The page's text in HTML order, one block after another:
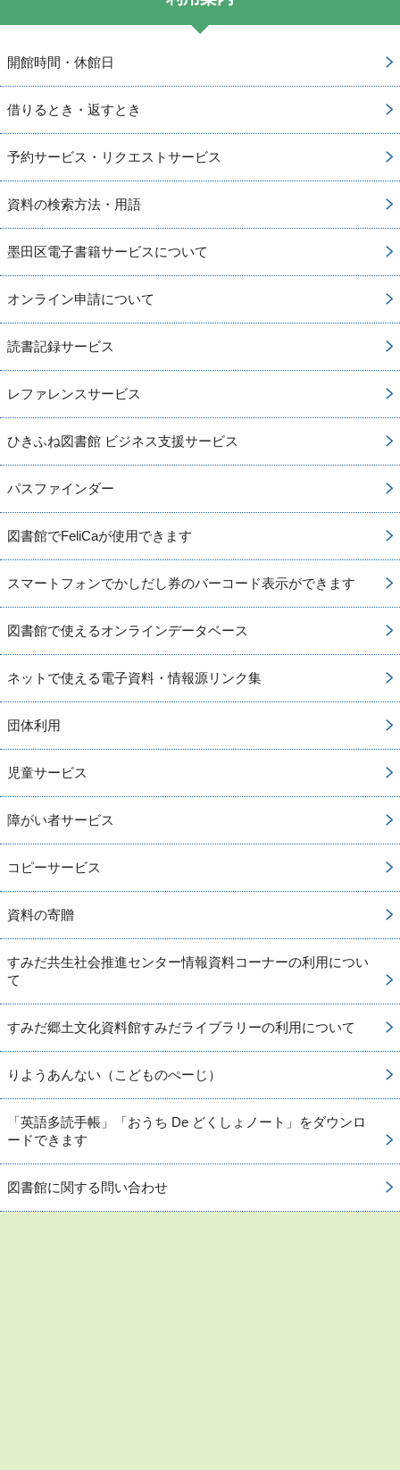
開館時間・休館日
借りるとき・返すとき
予約サービス・リクエストサービス
資料の検索方法・用語
墨田区電子書籍サービスについて
オンライン申請について
読書記録サービス
レファレンスサービス
ひきふね図書館 ビジネス支援サービス
パスファインダー
図書館でFeliCaが使用できます
スマートフォンでかしだし券のバーコード表示ができます
図書館で使えるオンラインデータベース
ネットで使える電子資料・情報源リンク集
団体利用
児童サービス
障がい者サービス
コピーサービス
資料の寄贈
すみだ共生社会推進センター情報資料コーナーの利用につい
て
すみだ郷土文化資料館すみだライブラリーの利用について
りようあんない（こどものぺーじ）
「英語多読手帳」「おうち De どくしょノート」をダウンロ
ードできます
図書館に関する問い合わせ